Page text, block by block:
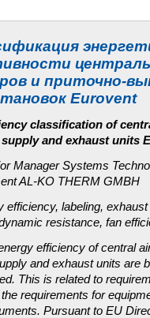
и приточно-
Eurovent
classification of
and exhaust units
Manager Systems
AL-KO THERM GMBH
efficiency, labeling, exhaust
resistance, fan
efficiency of central
and exhaust units are
This is related to
requirements for
Pursuant to EU